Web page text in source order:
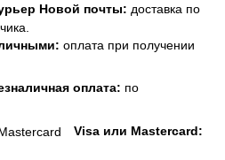
Новой почты: доставка по
оплата при получении
оплата: по
Visa или Mastercard: